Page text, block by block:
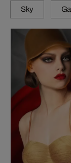
Sky